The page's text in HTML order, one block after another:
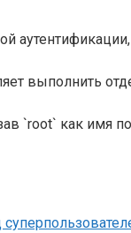
выполнить
`root` как имя